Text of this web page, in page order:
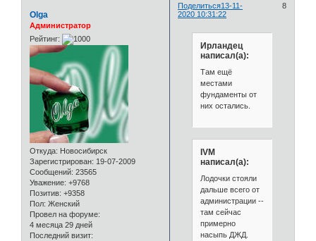
Поделиться 8
13-11-
2020 10:31:22
Olga
Администратор
Рейтинг:
Откуда: Новосибирск
Зарегистрирован: 19-07-2009
Сообщений: 23565
Уважение: +9768
Позитив: +9358
Пол: Женский
Провел на форуме:
4 месяца 29 дней
Последний визит:
Ирландец
написал(а):
Там ещё
местами
фундаменты от
них остались.
IVM
написал(а):
Лодочки стояли
дальше всего от
администрации --
там сейчас
примерно
насыпь ДЖД.